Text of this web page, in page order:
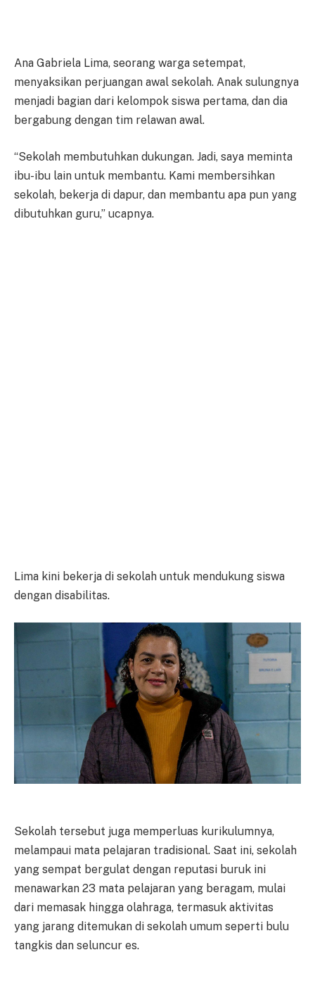
Ana Gabriela Lima, seorang warga setempat,
menyaksikan perjuangan awal sekolah. Anak sulungnya
menjadi bagian dari kelompok siswa pertama, dan dia
bergabung dengan tim relawan awal.
“Sekolah membutuhkan dukungan. Jadi, saya meminta
ibu-ibu lain untuk membantu. Kami membersihkan
sekolah, bekerja di dapur, dan membantu apa pun yang
dibutuhkan guru,” ucapnya.
Lima kini bekerja di sekolah untuk mendukung siswa
dengan disabilitas.
Sekolah tersebut juga memperluas kurikulumnya,
melampaui mata pelajaran tradisional. Saat ini, sekolah
yang sempat bergulat dengan reputasi buruk ini
menawarkan 23 mata pelajaran yang beragam, mulai
dari memasak hingga olahraga, termasuk aktivitas
yang jarang ditemukan di sekolah umum seperti bulu
tangkis dan seluncur es.